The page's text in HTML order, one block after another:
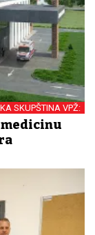
SKUPŠTINA VPŽ:
medicinu